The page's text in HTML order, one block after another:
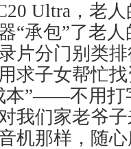
Ultra，老
“承包”了老
片分门别类
求子女帮忙
本”——不用打
我们家老爷
机那样，随